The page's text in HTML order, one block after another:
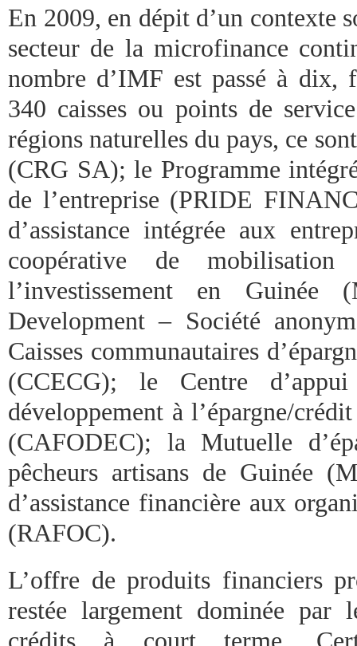
En 2009, en dépit d’un
secteur de la microfinance
nombre d’IMF est passé à dix,
340 caisses ou points de
régions naturelles du pays, ce
(CRG SA); le Programme
de l’entreprise (PRIDE
d’assistance intégrée aux
coopérative de
l’investissement en
Development – Société
Caisses communautaires
(CCECG); le Centre
développement à l’épargne/
(CAFODEC); la Mutuelle
pêcheurs artisans de Guinée
d’assistance financière aux
(RAFOC).
L’offre de produits financiers
restée largement dominée